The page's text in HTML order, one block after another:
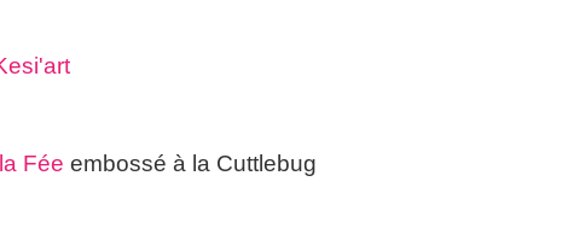
Fée embossé à la Cuttlebug